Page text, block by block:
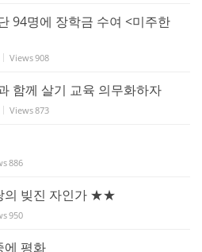
94명에 장학금 수여 <미주한
Views908
함께 살기 교육 의무화하자
Views873
886
의 빚진 자인가 ★★
950
에 평화